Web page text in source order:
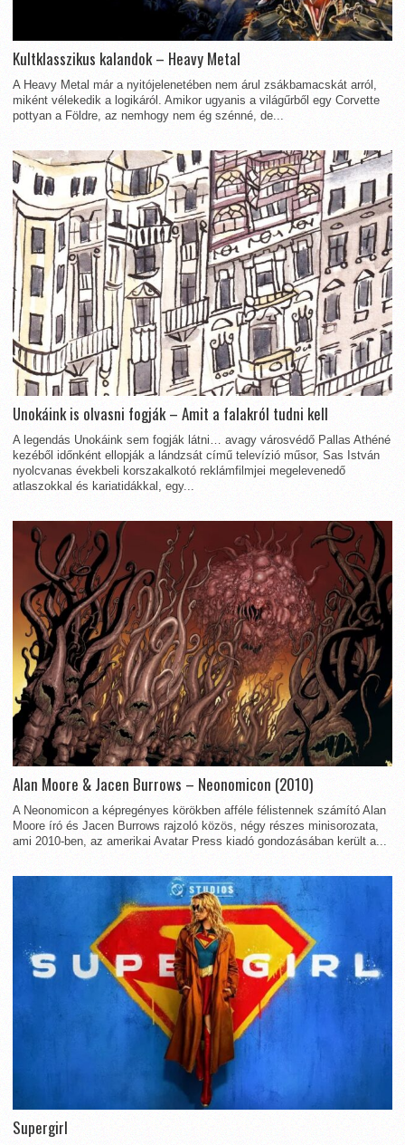
Kultklasszikus kalandok – Heavy Metal
A Heavy Metal már a nyitójelenetében nem árul zsákbamacskát arról,
miként vélekedik a logikáról. Amikor ugyanis a világűrből egy Corvette
pottyan a Földre, az nemhogy nem ég szénné, de...
Unokáink is olvasni fogják – Amit a falakról tudni kell
A legendás Unokáink sem fogják látni… avagy városvédő Pallas Athéné
kezéből időnként ellopják a lándzsát című televízió műsor, Sas István
nyolcvanas évekbeli korszakalkotó reklámfilmjei megelevenedő
atlaszokkal és kariatidákkal, egy...
Alan Moore & Jacen Burrows – Neonomicon (2010)
A Neonomicon a képregényes körökben afféle félistennek számító Alan
Moore író és Jacen Burrows rajzoló közös, négy részes minisorozata,
ami 2010-ben, az amerikai Avatar Press kiadó gondozásában került a...
Supergirl